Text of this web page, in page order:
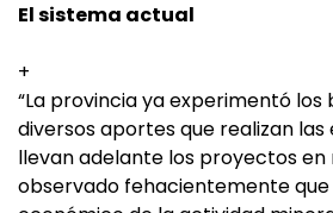
El sistema actual
+
“La provincia ya experimentó los
diversos aportes que realizan
llevan adelante los proyectos en
observado fehacientemente